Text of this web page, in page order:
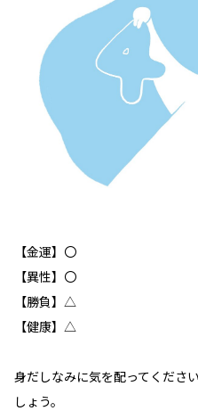
【金運】〇
【異性】〇
【勝負】△
【健康】△
身だしなみに気を配ってくださ
しょう。